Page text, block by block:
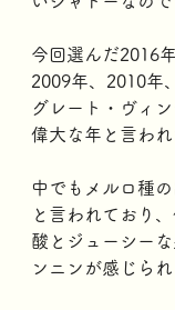
今回選んだ2016
2009年、2010年
グレート・ヴィ
偉大な年と言われ
中でもメルロ種
と言われており
酸とジューシー
ンニンが感じられ